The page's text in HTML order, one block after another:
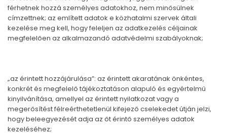
férhetnek hozzá személyes adatokhoz, nem minősülnek
címzettnek; az említett adatok e közhatalmi szervek általi
kezelése meg kell, hogy feleljen az adatkezelés céljainak
megfelelően az alkalmazandó adatvédelmi szabályoknak;
„az érintett hozzájárulása”: az érintett akaratának önkéntes,
konkrét és megfelelő tájékoztatáson alapuló és egyértelmű
kinyilvánítása, amellyel az érintett nyilatkozat vagy a
megerősítést félreérthetetlenül kifejező cselekedet útján jelzi,
hogy beleegyezését adja az őt érintő személyes adatok
kezeléséhez;